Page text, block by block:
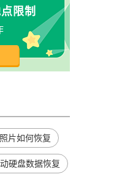
限制
片如何恢复
硬盘数据恢复